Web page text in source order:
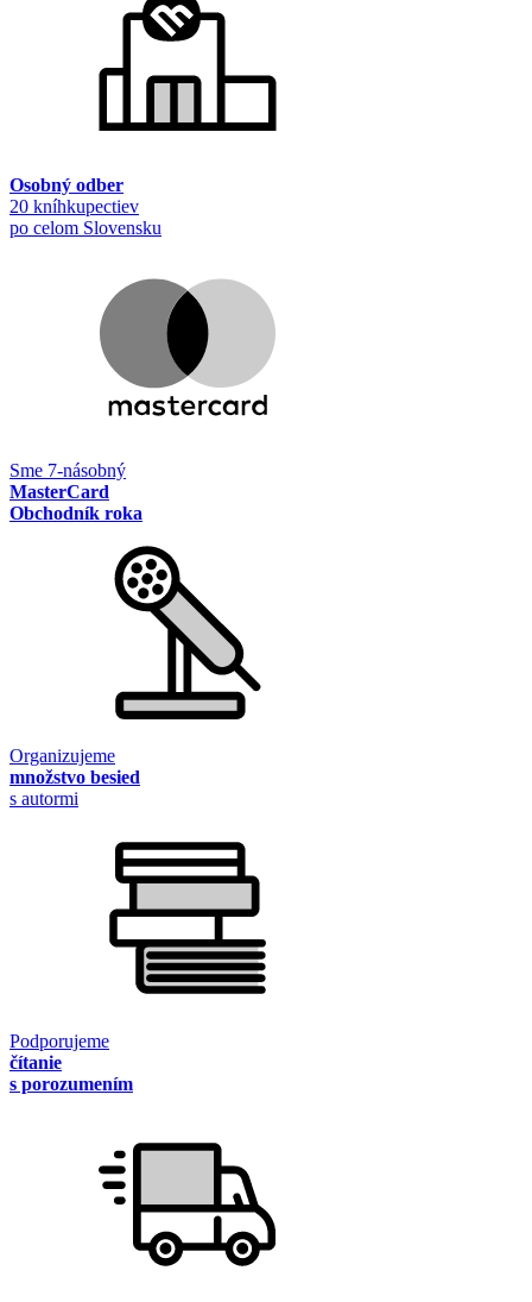
Osobný odber
20 kníhkupectiev
po celom Slovensku
Sme 7-násobný
MasterCard
Obchodník roka
Organizujeme
množstvo besied
s autormi
Podporujeme
čítanie
s porozumením